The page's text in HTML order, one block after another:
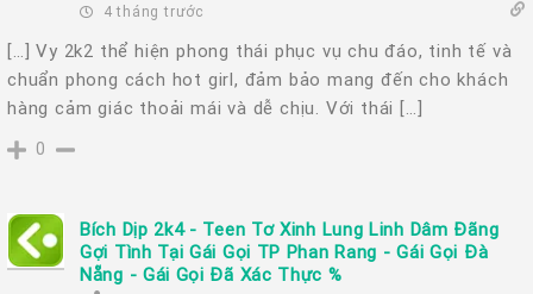
4 tháng trước
[…] Vy 2k2 thể hiện phong thái phục vụ chu đáo, tinh tế và
chuẩn phong cách hot girl, đảm bảo mang đến cho khách
hàng cảm giác thoải mái và dễ chịu. Với thái […]
0
Bích Dịp 2k4 - Teen Tơ Xinh Lung Linh Dâm Đãng
Gợi Tình Tại Gái Gọi TP Phan Rang - Gái Gọi Đà
Nẵng - Gái Gọi Đã Xác Thực %